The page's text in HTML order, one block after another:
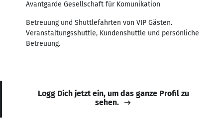
Avantgarde Gesellschaft für Komunikation
Betreuung und Shuttlefahrten von VIP Gästen.
Veranstaltungsshuttle, Kundenshuttle und persönliche
Betreuung.
Logg Dich jetzt ein, um das ganze Profil zu
sehen.